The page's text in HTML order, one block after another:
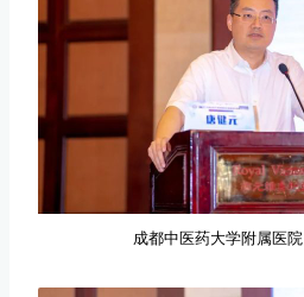
成都中医药大学附属医